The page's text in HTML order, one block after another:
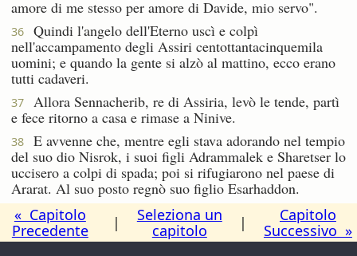
amore di me stesso per amore di Davide, mio servo".
36
Quindi l'angelo dell'Eterno uscì e colpì
nell'accampamento degli Assiri centottantacinquemila
uomini; e quando la gente si alzò al mattino, ecco erano
tutti cadaveri.
37
Allora Sennacherib, re di Assiria, levò le tende, partì
e fece ritorno a casa e rimase a Ninive.
38
E avvenne che, mentre egli stava adorando nel tempio
del suo dio Nisrok, i suoi figli Adrammalek e Sharetser lo
uccisero a colpi di spada; poi si rifugiarono nel paese di
Ararat. Al suo posto regnò suo figlio Esarhaddon.
« Capitolo
Precedente
|
Seleziona un
capitolo
|
Capitolo
Successivo »